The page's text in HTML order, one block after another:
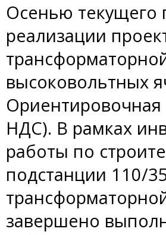
Осенью текущего
реализации
высоковольтных
Ориентировочная
НДС). В рамках
работы по
подстанции 110/
завершено